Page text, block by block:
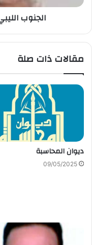
الجنوب
مقالات ذات صلة
ديوان المحاسبة
09/05/2025